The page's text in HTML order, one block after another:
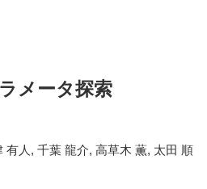
メータ探索
人, 千葉 龍介, 高草木 薫, 太田 順